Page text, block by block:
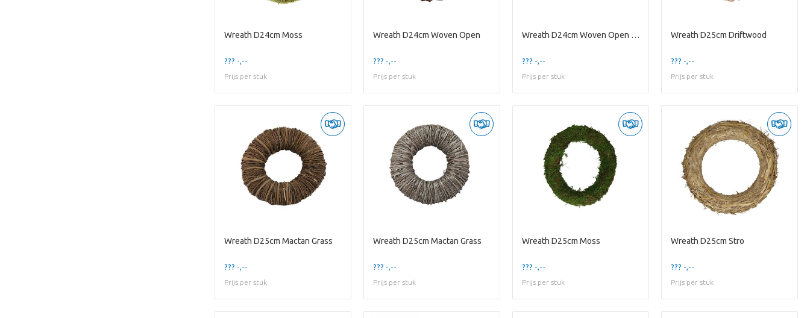
Wreath D24cm Moss
??? -,--
Prijs per stuk
Wreath D24cm Woven Open
??? -,--
Prijs per stuk
Wreath D24cm Woven Open Frosted
??? -,--
Prijs per stuk
Wreath D25cm Driftwood
??? -,--
Prijs per stuk
Wreath D25cm Mactan Grass
??? -,--
Prijs per stuk
Wreath D25cm Mactan Grass
??? -,--
Prijs per stuk
Wreath D25cm Moss
??? -,--
Prijs per stuk
Wreath D25cm Stro
??? -,--
Prijs per stuk